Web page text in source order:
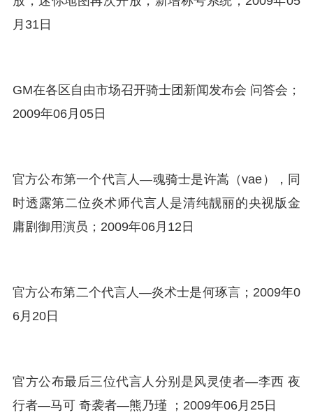
月31日
GM在各区自由市场召开骑士团新闻发布会 问答会；
2009年06月05日
官方公布第一个代言人—魂骑士是许嵩（vae），同
时透露第二位炎术师代言人是清纯靓丽的央视版金
庸剧御用演员；2009年06月12日
官方公布第二个代言人—炎术士是何琢言；2009年0
6月20日
官方公布最后三位代言人分别是风灵使者—李西 夜
行者—马可 奇袭者—熊乃瑾 ；2009年06月25日